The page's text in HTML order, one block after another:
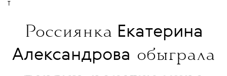
T
Россиянка Екатерина
Александрова обыграла